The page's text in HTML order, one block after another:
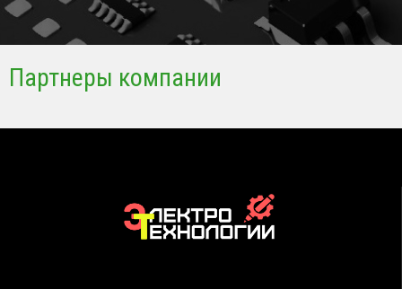
Партнеры компании